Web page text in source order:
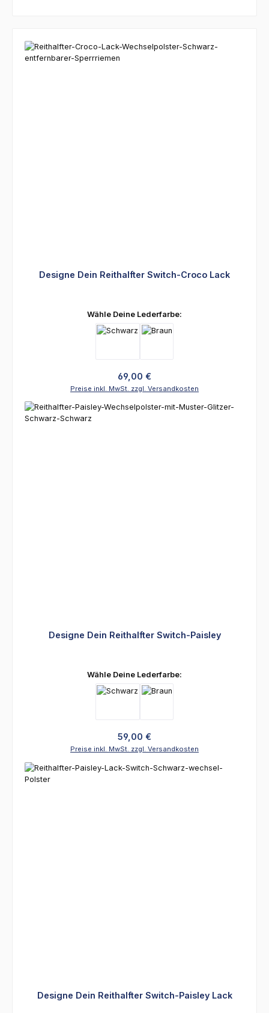
Designe Dein Reithalfter Switch-Croco Lack
Wähle Deine Lederfarbe:
Regulärer Preis:
69,00 €
Preise inkl. MwSt. zzgl. Versandkosten
Designe Dein Reithalfter Switch-Paisley
Wähle Deine Lederfarbe:
Regulärer Preis:
59,00 €
Preise inkl. MwSt. zzgl. Versandkosten
Designe Dein Reithalfter Switch-Paisley Lack